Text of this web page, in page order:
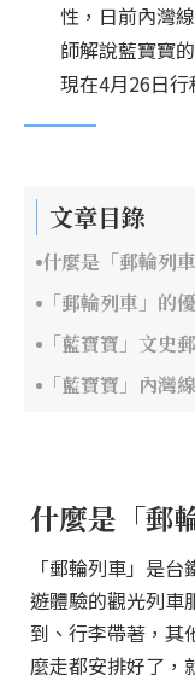
性，日前內灣
師解說藍寶寶
現在4月26日行
文章目錄
什麼是「郵輪列
「郵輪列車」的
「藍寶寶」文史
「藍寶寶」內灣
什麼是「郵
「郵輪列車」是
遊體驗的觀光列車
到、行李帶著，其
麼走都安排好了，